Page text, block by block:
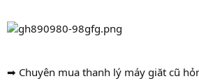
➡ Chuyên mua thanh lý máy giăt cũ